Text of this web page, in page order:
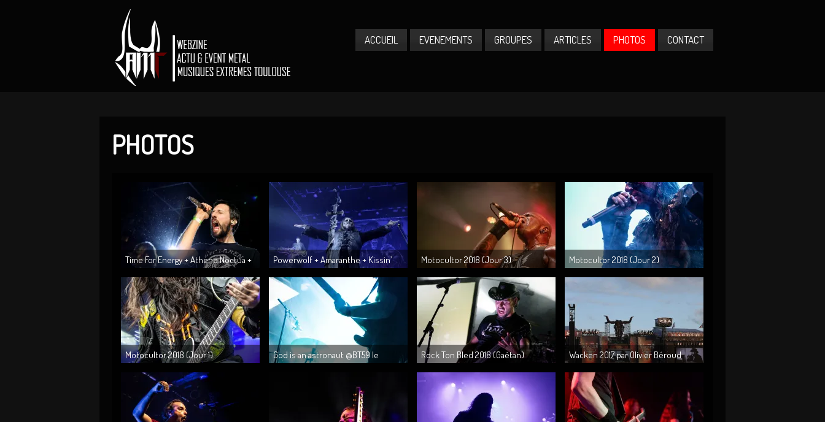
ACCUEIL EVENEMENTS GROUPES ARTICLES PHOTOS CONTACT
PHOTOS
Time For Energy + Athene Noctua +
Free Beer @ L’Usine à Mu...
Powerwolf + Amaranthe + Kissin’
Dynamite @ Bikini le 10.01....
Motocultor 2018 (Jour 3) Motocultor 2018 (Jour 2)
Motocultor 2018 (Jour 1)
God is an astronaut @BT59 le
15/07/18
Rock Ton Bled 2018 (Gaëtan) Wacken 2017 par Olivier Béroud